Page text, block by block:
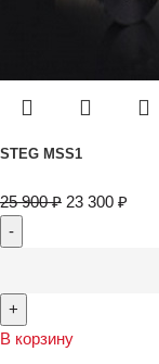
STEG MSS1
25 900₽ 23 300 ₽
В корзину